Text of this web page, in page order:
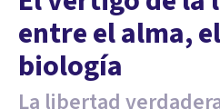
entre el alma,
biología
La libertad